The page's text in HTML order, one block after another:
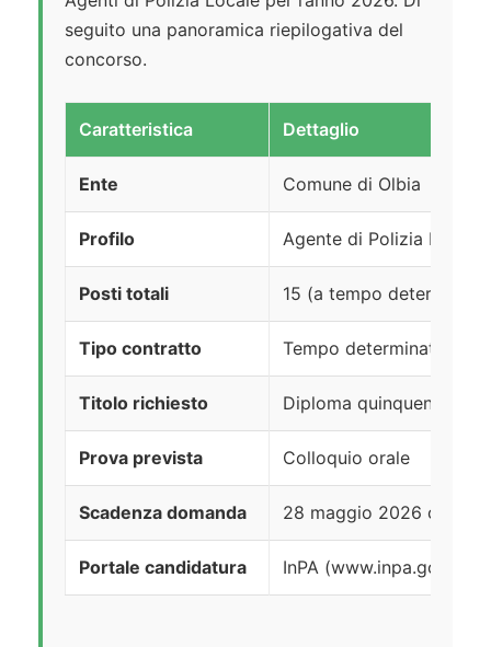
seguito una panoramica riepilogativa del
concorso.
Caratteristica Dettaglio
Ente Comune di Olbia
Profilo Agente di Polizia
Posti totali 15 (a tempo
Tipo contratto Tempo determinato e
Titolo richiesto Diploma quinquennale
Prova prevista Colloquio orale
Scadenza domanda 28 maggio 2026 ore
Portale candidatura InPA (www.inpa.gov.it)